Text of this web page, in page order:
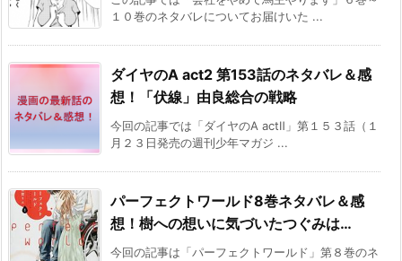
１０巻のネタバレについてお届けいた ...
ダイヤのA act2 第153話のネタバレ＆感
想！「伏線」由良総合の戦略
今回の記事では「ダイヤのA actⅡ」第１５３話（１
月２３日発売の週刊少年マガジ ...
パーフェクトワールド8巻ネタバレ＆感
想！樹への想いに気づいたつぐみは…
今回の記事は「パーフェクトワールド」第８巻のネ